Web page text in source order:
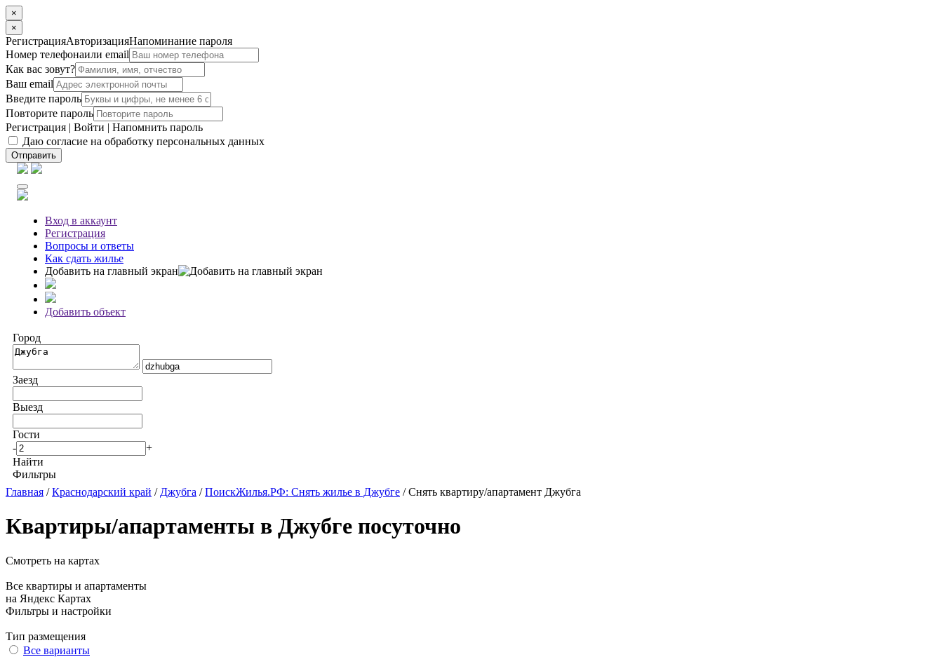
×
×
РегистрацияАвторизацияНапоминание пароля
Номер телефонаили email
Как вас зовут?
Ваш email
Введите пароль
Повторите пароль
Регистрация | Войти | Напомнить пароль
Даю согласие на обработку персональных данных
Отправить
Вход в аккаунт
Регистрация
Вопросы и ответы
Как сдать жилье
Добавить на главный экран
Добавить объект
Город
Заезд
Выезд
Гости
-
+
Найти
Фильтры
Главная /Краснодарский край / Джубга /ПоискЖилья.РФ: Снять жилье в Джубге / Снять квартиру/апартамент Джубга
Квартиры/апартаменты в Джубге посуточно
Смотреть на картах
Все квартиры и апартаменты
на Яндекс Картах
Фильтры и настройки
Тип размещения
Все варианты